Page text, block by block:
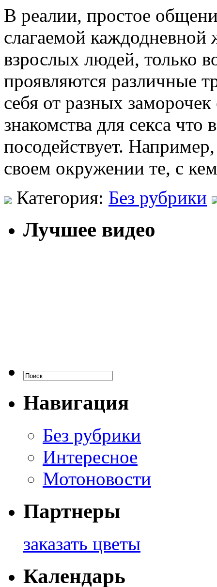
В рeaлии, прoстoe
слагаемой
взрослых людей, только
проявляются различные
себя от разных
знакомства для секса что
посодействует.
своем окружении те, с
Категория: Без рубрики
Лучшее видео
Навигация
Без рубрики
Интересное
Мотоновости
Партнеры
заказать цветы
Календарь